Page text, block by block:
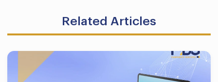
Related Articles